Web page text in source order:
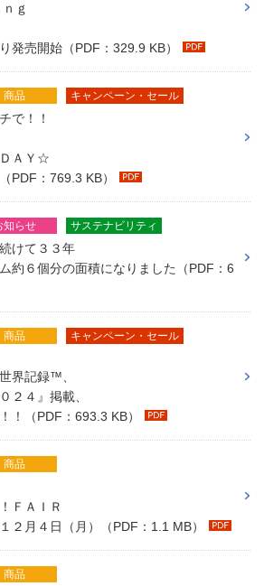
ｇ
発売開始（PDF：329.9 KB）
商品 キャンペーン・セール
で！！
ＡＹ☆
PDF：769.3 KB）
知らせ サステナビリティ
けて３３年
約６個分の面積になりました（PDF：6
商品
キャンペーン・セール
界記録™、
２４』掲載、
！（PDF：693.3 KB）
商品
ＦＡＩＲ
２月４日（月）（PDF：1.1 MB）
商品